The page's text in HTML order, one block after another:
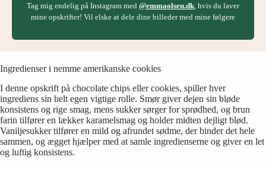
Tag mig endelig på Instagram med @emmaolsen.dk , hvis du laver
mine opskrifter! Vil elske at dele dine billeder med mine følgere
Ingredienser i nemme amerikanske cookies
I denne opskrift på chocolate chips eller cookies, spiller hver
ingrediens sin helt egen vigtige rolle. Smør giver dejen sin bløde
konsistens og rige smag, mens sukker sørger for sprødhed, og brun
farin tilfører en lækker karamelsmag og holder midten dejligt blød.
Vaniljesukker tilfører en mild og afrundet sødme, der binder det hele
sammen, og ægget hjælper med at samle ingredienserne og giver en let
og luftig konsistens.